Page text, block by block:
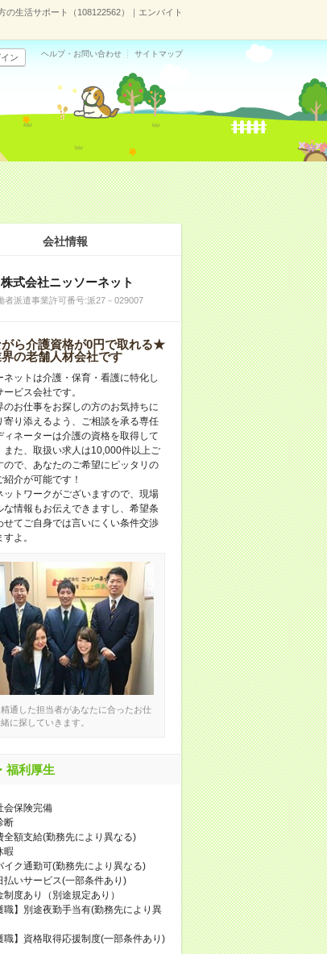
の生活サポート（108122562）｜エンバイト
ン ヘルプ・お問い合わせ サイトマップ
会社情報
株式会社ニッソーネット
者派遣事業許可番号:派27－029007
ら介護資格が0円で取れる★
の老舗人材会社です
ネットは介護・保育・看護に特化し
ビス会社です。
のお仕事をお探しの方のお気持ちに
寄り添えるよう、ご相談を承る専任
ィネーターは介護の資格を取得して
また、取扱い求人は10,000件以上ご
ので、あなたのご希望にピッタリの
紹介が可能です！
ットワークがございますので、現場
な情報もお伝えできますし、希望条
せてご自身では言いにくい条件交渉
よ。
通した担当者があなたに合ったお仕
に探していきます。
福利厚生
会保険完備
断
額支給(勤務先により異なる)
暇
ク通勤可(勤務先により異なる)
いサービス(一部条件あり)
度あり（別途規定あり）
】別途夜勤手当有(勤務先により異
】資格取得応援制度(一部条件あり)